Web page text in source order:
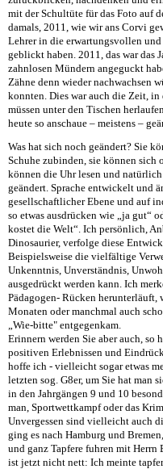
mit der Schultüte für das Foto auf
damals, 2011, wie wir ans Corvi
Lehrer in die erwartungsvollen
geblickt haben. 2011, das war das
zahnlosen Mündern angeguckt
Zähne denn wieder nachwachsen
konnten. Dies war auch die Zeit,
müssen unter den Tischen
heute so anschaue – meistens –
Was hat sich noch geändert? Sie
Schuhe zubinden, sie können sich
können die Uhr lesen und
geändert. Sprache entwickelt und
gesellschaftlicher Ebene und auf
so etwas ausdrücken wie „ja gut“
kostet die Welt“. Ich persönlich,
Dinosaurier, verfolge diese
Beispielsweise die vielfältige
Unkenntnis, Unverständnis,
ausgedrückt werden kann. Ich
Pädagogen- Rücken herunterläuft,
Monaten oder manchmal auch
„Wie-bitte" entgegenkam.
Erinnern werden Sie aber auch,
positiven Erlebnissen und
hoffe ich - vielleicht sogar etwas
letzten sog. G8er, um Sie hat man
in den Jahrgängen 9 und 10
man, Sportwettkampf oder das
Unvergessen sind vielleicht auch
ging es nach Hamburg und
und ganz Tapfere fuhren mit Herrn
ist jetzt nicht nett: Ich meinte